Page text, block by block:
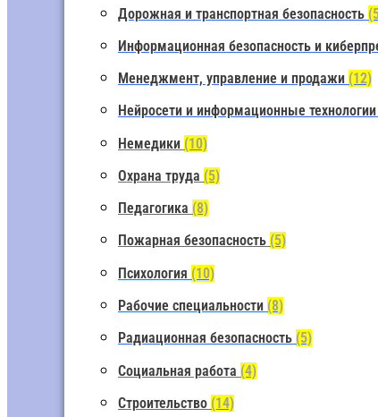
Дорожная и транспортная безопасность
Информационная безопасность и
Менеджмент, управление и продажи (12)
Нейросети и информационные технологии
Немедики (10)
Охрана труда (5)
Педагогика (8)
Пожарная безопасность (5)
Психология (10)
Рабочие специальности (8)
Радиационная безопасность (5)
Социальная работа (4)
Строительство (14)